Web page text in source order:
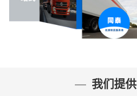
我们提供